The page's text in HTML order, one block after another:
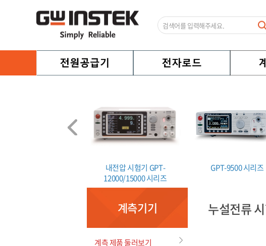
내전압 시험기 GPT-
12000/15000 시리즈
GPT-9500 시리즈
계측기기
계측 제품 둘러보기
누설전류